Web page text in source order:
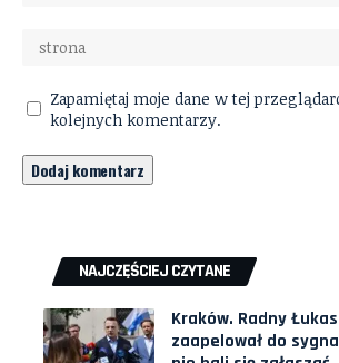
Zapamiętaj moje dane w tej
kolejnych komentarzy.
NAJCZĘŚCIEJ CZYTANE
Kraków. Radny
zaapelował do